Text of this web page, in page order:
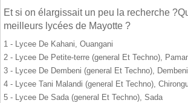
Et si on élargissait un peu la recherche
meilleurs lycées de Mayotte ?
1 - Lycee De Kahani, Ouangani
2 - Lycee De Petite-terre (general Et Techno),
3 - Lycee De Dembeni (general Et Techno), Dembeni
4 - Lycee Tani Malandi (general Et Techno),
5 - Lycee De Sada (general Et Techno), Sada